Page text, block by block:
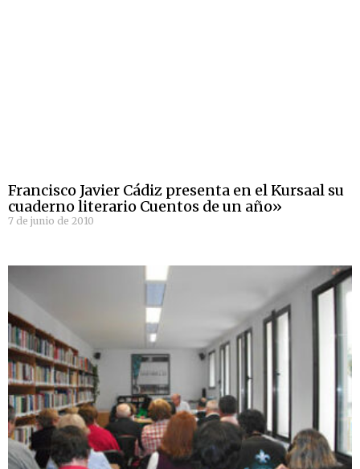
Francisco Javier Cádiz presenta en el Kursaal su
cuaderno literario Cuentos de un año»
7 de junio de 2010